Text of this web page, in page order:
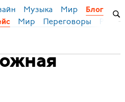
Музыка Мир Блог
Мир Переговоры